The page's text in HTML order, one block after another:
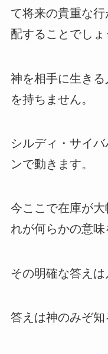
て将来の貴重な
配することでしょ
神を相手に生きる
を持ちません。
シルディ・サイ
ンで動きます。
今ここで在庫が
れが何らかの意味
その明確な答えは
答えは神のみぞ知